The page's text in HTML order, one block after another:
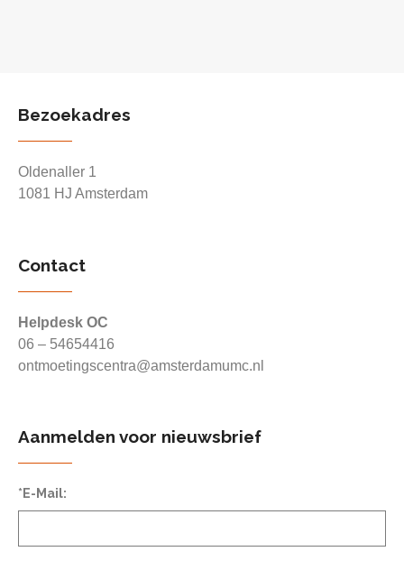
Bezoekadres
Oldenaller 1
1081 HJ Amsterdam
Contact
Helpdesk OC
06 – 54654416
ontmoetingscentra@amsterdamumc.nl
Aanmelden voor nieuwsbrief
*E-Mail: